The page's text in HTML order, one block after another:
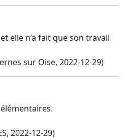
elle n’a fait que son travail
sur Oise, 2022-12-29)
2022-12-29)